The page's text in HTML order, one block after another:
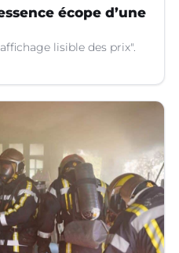
écope d’une
lisible des prix".